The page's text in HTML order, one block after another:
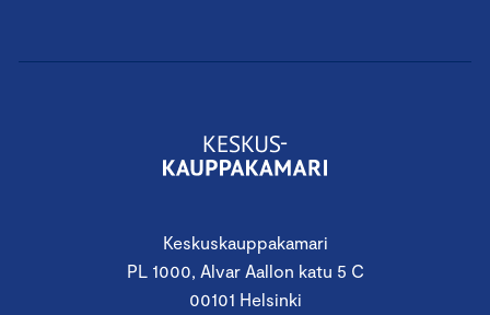
Keskuskauppakamari
PL 1000, Alvar Aallon katu 5 C
00101 Helsinki